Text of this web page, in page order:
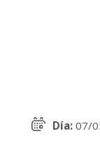
Día: 07/